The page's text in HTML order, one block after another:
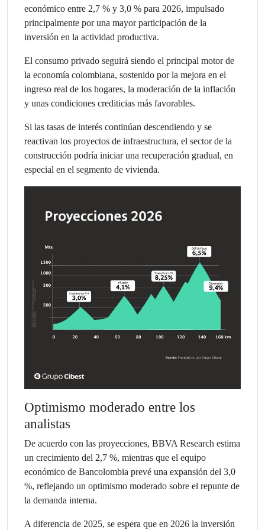
económico entre 2,7 % y 3,0 % para 2026, impulsado
principalmente por una mayor participación de la
inversión en la actividad productiva.
El consumo privado seguirá siendo el principal motor de
la economía colombiana, sostenido por la mejora en el
ingreso real de los hogares, la moderación de la inflación
y unas condiciones crediticias más favorables.
Si las tasas de interés continúan descendiendo y se
reactivan los proyectos de infraestructura, el sector de la
construcción podría iniciar una recuperación gradual, en
especial en el segmento de vivienda.
Optimismo moderado entre los
analistas
De acuerdo con las proyecciones, BBVA Research estima
un crecimiento del 2,7 %, mientras que el equipo
económico de Bancolombia prevé una expansión del 3,0
%, reflejando un optimismo moderado sobre el repunte de
la demanda interna.
A diferencia de 2025, se espera que en 2026 la inversión